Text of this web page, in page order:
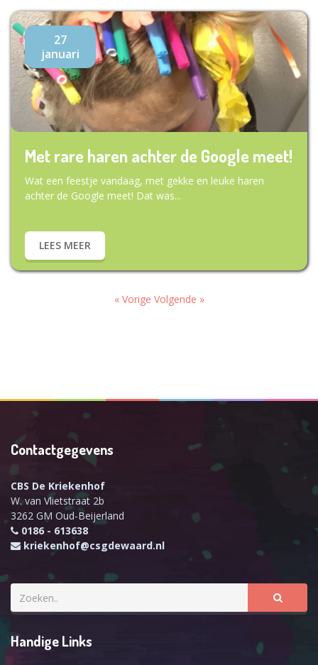
27
januari
Met rare haren achter de Google meet!
Wat een feestje vandaag, met gekke en leuke haren
achter de Google meet! Dat was...
LEES MEER
« Vorige Volgende »
Contactgegevens
CBS De Kriekenhof
W. van Vlietstraat 2b
3262 GM Oud-Beijerland
0186 - 613638
kriekenhof@csgdewaard.nl
Handige Links